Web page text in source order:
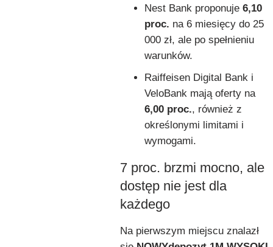
Nest Bank proponuje 6,10
proc. na 6 miesięcy do 25
000 zł, ale po spełnieniu
warunków.
Raiffeisen Digital Bank i
VeloBank mają oferty na
6,00 proc., również z
określonymi limitami i
wymogami.
7 proc. brzmi mocno, ale
dostęp nie jest dla
każdego
Na pierwszym miejscu znalazł